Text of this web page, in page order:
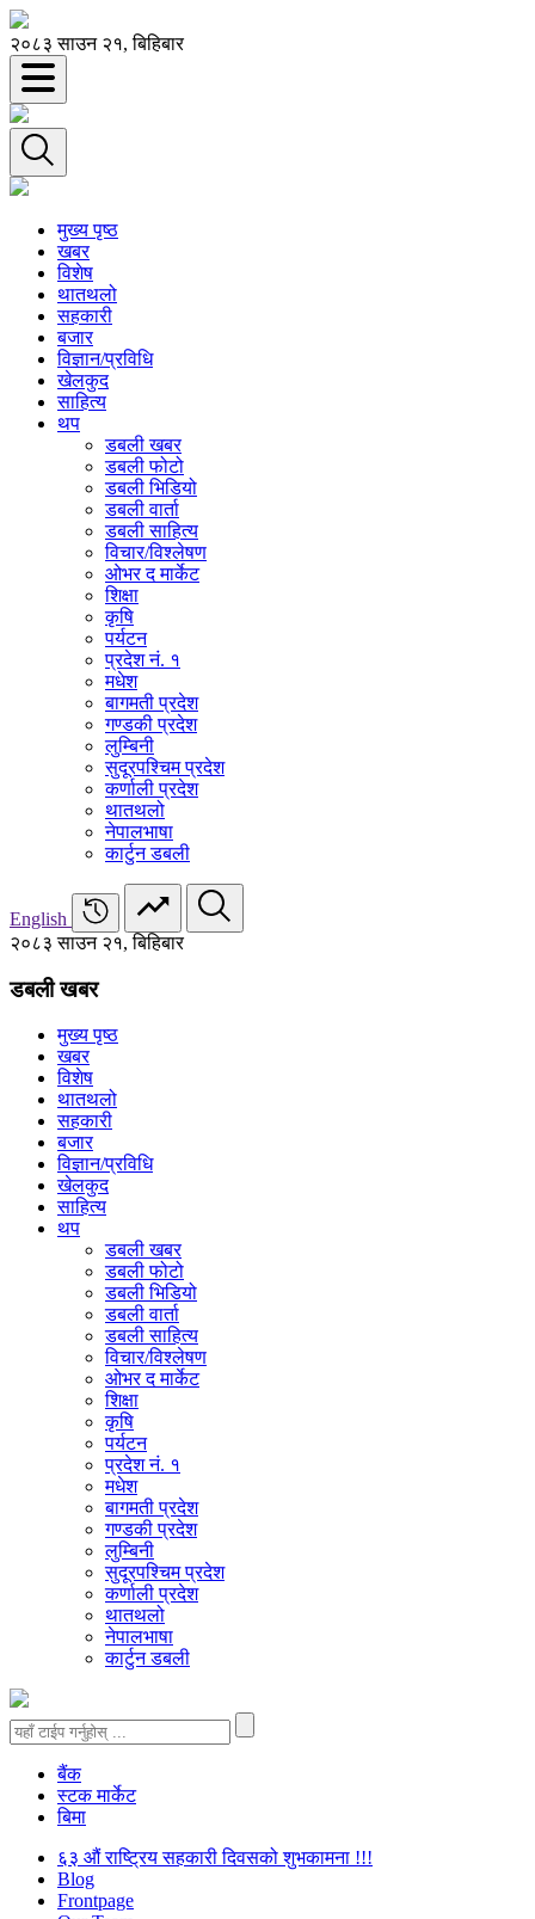
२०८३ साउन २१, बिहिबार
मुख्य पृष्ठ
खबर
विशेष
थातथलो
सहकारी
बजार
विज्ञान/प्रविधि
खेलकुद
साहित्य
थप
डबली खबर
डबली फोटो
डबली भिडियो
डबली वार्ता
डबली साहित्य
विचार/विश्‍लेषण
ओभर द मार्केट
शिक्षा
कृषि
पर्यटन
प्रदेश नं. १
मधेश
बागमती प्रदेश
गण्डकी प्रदेश
लुम्बिनी
सुदूरपश्चिम प्रदेश
कर्णाली प्रदेश
थातथलो
नेपालभाषा
कार्टुन डबली
English
२०८३ साउन २१, बिहिबार
डबली खबर
मुख्य पृष्ठ
खबर
विशेष
थातथलो
सहकारी
बजार
विज्ञान/प्रविधि
खेलकुद
साहित्य
थप
डबली खबर
डबली फोटो
डबली भिडियो
डबली वार्ता
डबली साहित्य
विचार/विश्‍लेषण
ओभर द मार्केट
शिक्षा
कृषि
पर्यटन
प्रदेश नं. १
मधेश
बागमती प्रदेश
गण्डकी प्रदेश
लुम्बिनी
सुदूरपश्चिम प्रदेश
कर्णाली प्रदेश
थातथलो
नेपालभाषा
कार्टुन डबली
बैंक
स्टक मार्केट
बिमा
६३ औं राष्ट्रिय सहकारी दिवसको शुभकामना !!!
Blog
Frontpage